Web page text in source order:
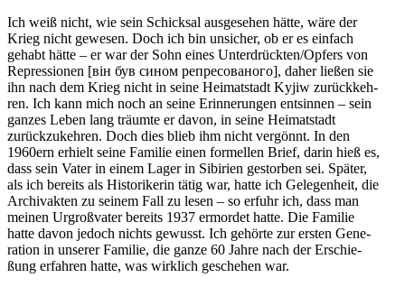
Ich weiß nicht, wie sein Schick­sal aus­ge­se­hen hätte, wäre der
Krieg nicht gewesen. Doch ich bin unsi­cher, ob er es einfach
gehabt hätte – er war der Sohn eines Unterdrückten/​Opfers von
Repres­sio­nen [він був сином репресованого], daher ließen sie
ihn nach dem Krieg nicht in seine Hei­mat­stadt Kyjiw zurück­keh­
ren. Ich kann mich noch an seine Erin­ne­run­gen ent­sin­nen – sein
ganzes Leben lang träumte er davon, in seine Hei­mat­stadt
zurück­zu­keh­ren. Doch dies blieb ihm nicht ver­gönnt. In den
1960ern erhielt seine Familie einen for­mel­len Brief, darin hieß es,
dass sein Vater in einem Lager in Sibi­rien gestor­ben sei. Später,
als ich bereits als His­to­ri­ke­rin tätig war, hatte ich Gele­gen­heit, die
Archiv­ak­ten zu seinem Fall zu lesen – so erfuhr ich, dass man
meinen Urgroß­va­ter bereits 1937 ermor­det hatte. Die Familie
hatte davon jedoch nichts gewusst. Ich gehörte zur ersten Gene­
ra­tion in unserer Familie, die ganze 60 Jahre nach der Erschie­
ßung erfah­ren hatte, was wirk­lich gesche­hen war.